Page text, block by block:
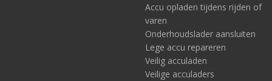
Accu opladen tijdens rijden of
varen
Onderhoudslader aansluiten
Lege accu repareren
Veilig acculaden
Veilige acculaders